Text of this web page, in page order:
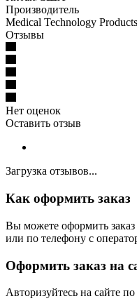
Производитель
Medical Technology
Отзывы
Нет оценок
Оставить отзыв
Загрузка отзывов...
Как оформить заказ
Вы можете оформить
или по телефону с
Оформить заказ на
Авторизуйтесь на сайте